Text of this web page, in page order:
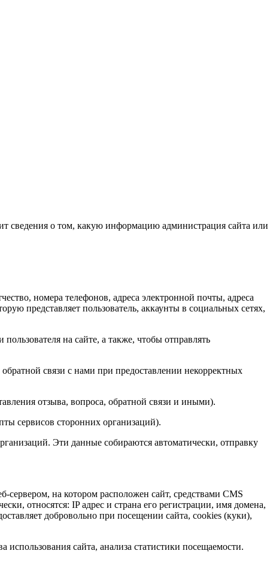
сведения о том, какую информацию администрация сайта или
номера телефонов, адреса электронной почты, адреса
представляет пользователь, аккаунты в социальных сетях,
на сайте, а также, чтобы отправлять
связи с нами при предоставлении некорректных
отзыва, вопроса, обратной связи и иными).
сервисов сторонних организаций).
Эти данные собираются автоматически, отправку
на котором расположен сайт, средствами CMS
относятся: IP адрес и страна его регистрации, имя домена,
добровольно при посещении сайта, cookies (куки),
сайта, анализа статистики посещаемости.